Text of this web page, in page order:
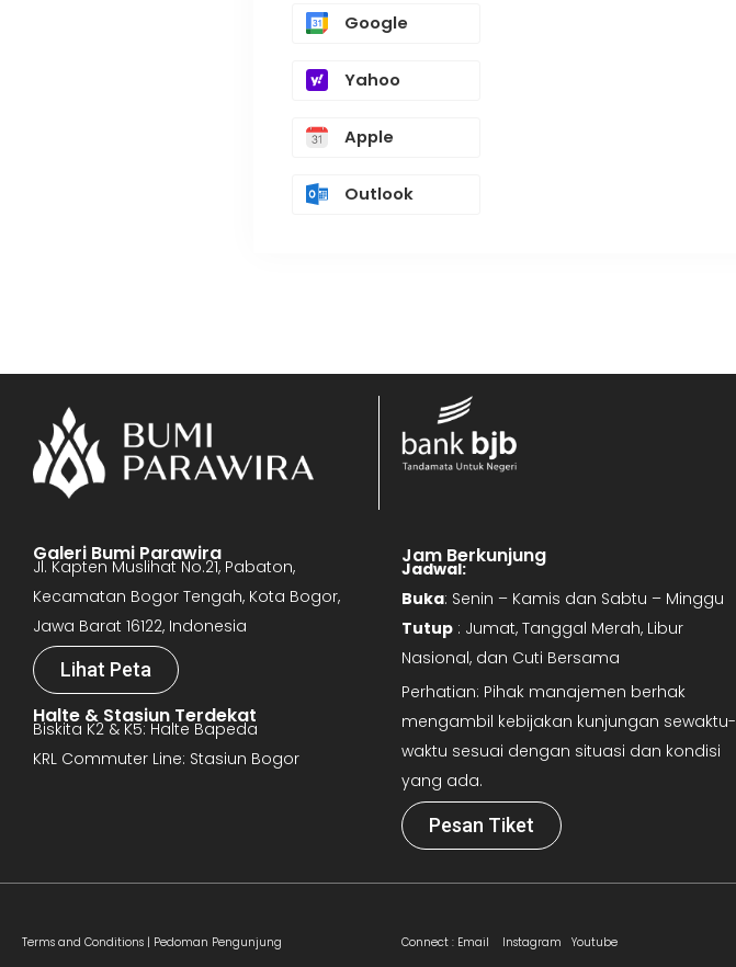
Google
Yahoo
Apple
Outlook
Galeri Bumi Parawira
Jl. Kapten Muslihat No.21, Pabaton,
Kecamatan Bogor Tengah, Kota Bogor,
Jawa Barat 16122, Indonesia
Lihat Peta
Halte & Stasiun Terdekat
Biskita K2 & K5: Halte Bapeda
KRL Commuter Line: Stasiun Bogor
Jam Berkunjung
Jadwal:
Buka: Senin – Kamis dan Sabtu – Minggu
Tutup : Jumat, Tanggal Merah, Libur
Nasional, dan Cuti Bersama
Perhatian: Pihak manajemen berhak
mengambil kebijakan kunjungan sewaktu-
waktu sesuai dengan situasi dan kondisi
yang ada.
Pesan Tiket
Terms and Conditions | Pedoman Pengunjung Connect : Email Instagram Youtube